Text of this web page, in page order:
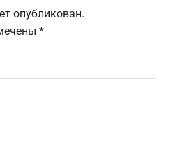
опубликован.
*